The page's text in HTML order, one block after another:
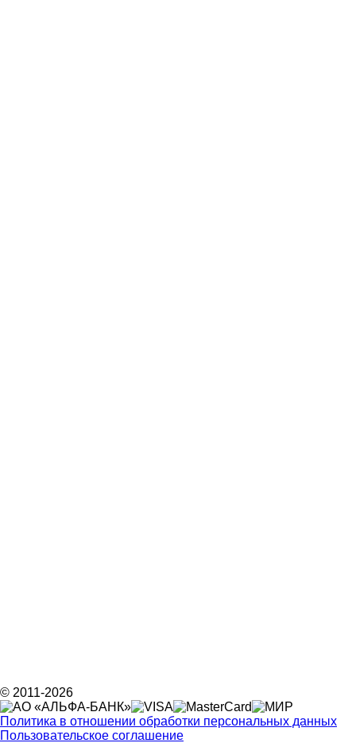
© 2011-2026
Политика в отношении обработки персональных данных
Пользовательское соглашение